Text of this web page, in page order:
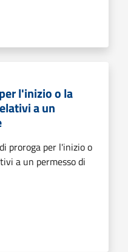
l'inizio o la
a un
proroga per l'inizio o
a un permesso di